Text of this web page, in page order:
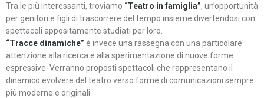
Tra le più interessanti, troviamo “Teatro in famiglia”, un’opportunità
per genitori e figli di trascorrere del tempo insieme divertendosi con
spettacoli appositamente studiati per loro.
“Tracce dinamiche” è invece una rassegna con una particolare
attenzione alla ricerca e alla sperimentazione di nuove forme
espressive. Verranno proposti spettacoli che rappresentano il
dinamico evolvere del teatro verso forme di comunicazioni sempre
più moderne e originali